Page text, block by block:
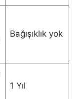
Bağışıklık yok
1 Yıl